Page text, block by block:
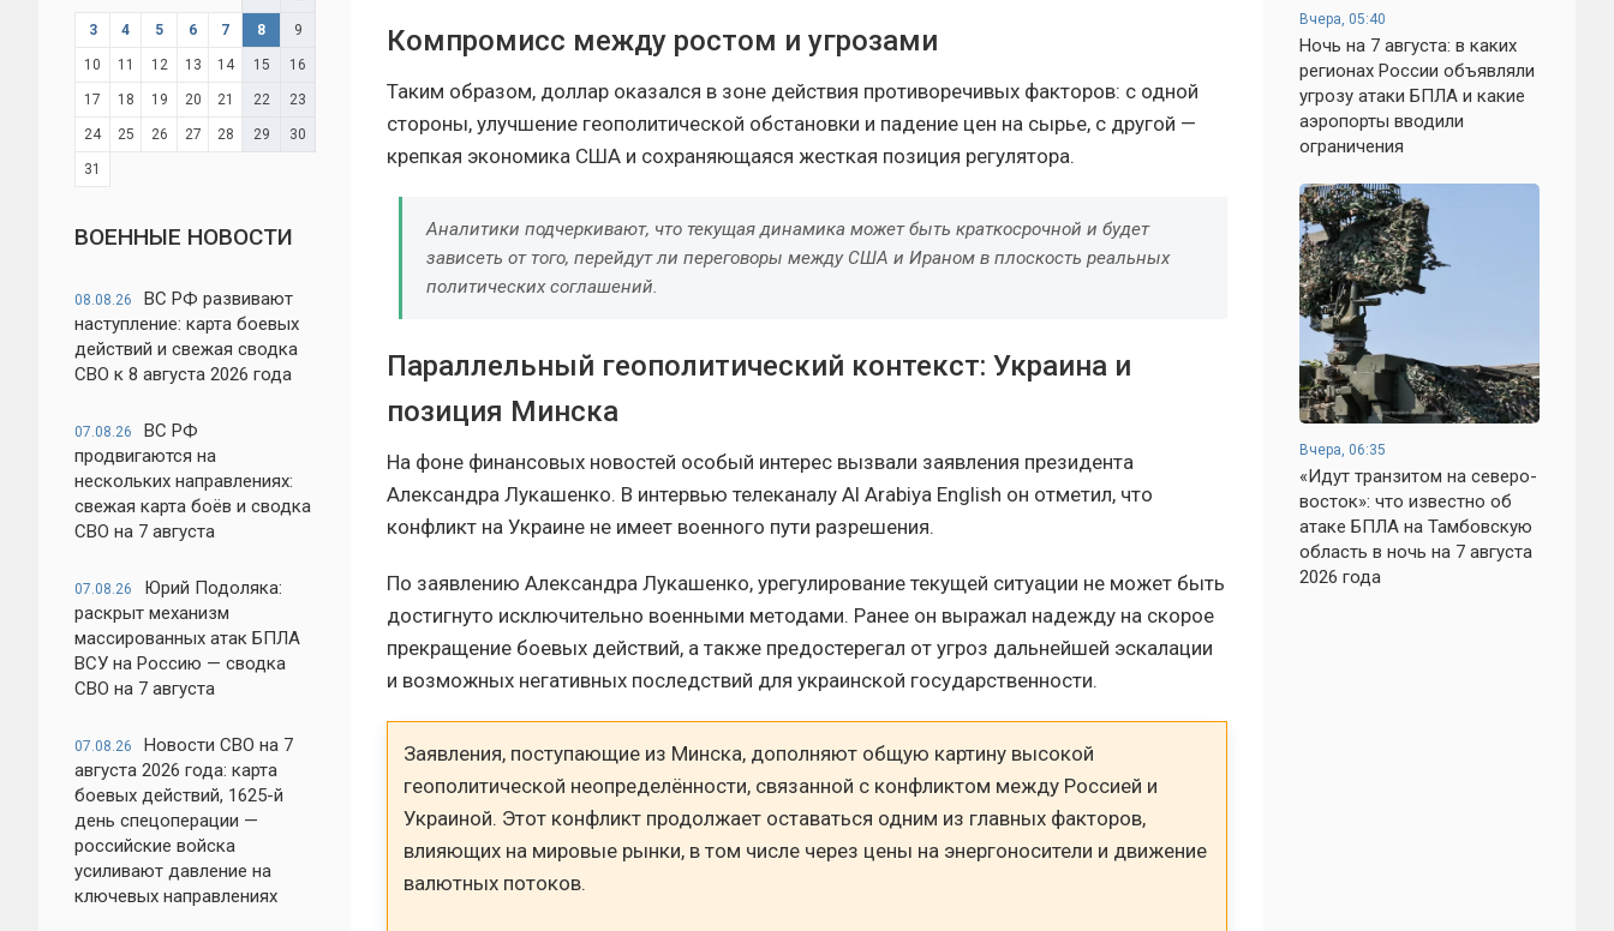
3 4 5 6 7 8 9
10 11 12 13 14 15 16
17 18 19 20 21 22 23
24 25 26 27 28 29 30
31
ВОЕННЫЕ НОВОСТИ
08.08.26
ВС РФ развивают
наступление: карта боевых
действий и свежая сводка
СВО к 8 августа 2026 года
07.08.26
ВС РФ
продвигаются на
нескольких направлениях:
свежая карта боёв и сводка
СВО на 7 августа
07.08.26
Юрий Подоляка:
раскрыт механизм
массированных атак БПЛА
ВСУ на Россию — сводка
СВО на 7 августа
07.08.26
Новости СВО на 7
августа 2026 года: карта
боевых действий, 1625-й
день спецоперации —
российские войска
усиливают давление на
ключевых направлениях
Компромисс между ростом и угрозами
Таким образом, доллар оказался в зоне действия противоречивых факторов: с одной
стороны, улучшение геополитической обстановки и падение цен на сырье, с другой —
крепкая экономика США и сохраняющаяся жесткая позиция регулятора.
Аналитики подчеркивают, что текущая динамика может быть краткосрочной и будет
зависеть от того, перейдут ли переговоры между США и Ираном в плоскость реальных
политических соглашений.
Параллельный геополитический контекст: Украина и
позиция Минска
На фоне финансовых новостей особый интерес вызвали заявления президента
Александра Лукашенко. В интервью телеканалу Al Arabiya English он отметил, что
конфликт на Украине не имеет военного пути разрешения.
По заявлению Александра Лукашенко, урегулирование текущей ситуации не может быть
достигнуто исключительно военными методами. Ранее он выражал надежду на скорое
прекращение боевых действий, а также предостерегал от угроз дальнейшей эскалации
и возможных негативных последствий для украинской государственности.
Заявления, поступающие из Минска, дополняют общую картину высокой
геополитической неопределённости, связанной с конфликтом между Россией и
Украиной. Этот конфликт продолжает оставаться одним из главных факторов,
влияющих на мировые рынки, в том числе через цены на энергоносители и движение
валютных потоков.
Вчера, 05:40
Ночь на 7 августа: в каких
регионах России объявляли
угрозу атаки БПЛА и какие
аэропорты вводили
ограничения
Вчера, 06:35
«Идут транзитом на северо-
восток»: что известно об
атаке БПЛА на Тамбовскую
область в ночь на 7 августа
2026 года